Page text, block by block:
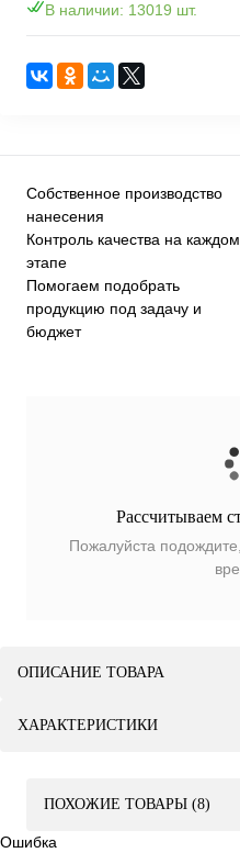
В наличии: 13019 шт.
Собственное производство
нанесения
Контроль качества на каждом
этапе
Помогаем подобрать
продукцию под задачу и
бюджет
Рассчитываем
Пожалуйста
ОПИСАНИЕ ТОВАРА
ХАРАКТЕРИСТИКИ
ПОХОЖИЕ ТОВАРЫ (8)
Ошибка